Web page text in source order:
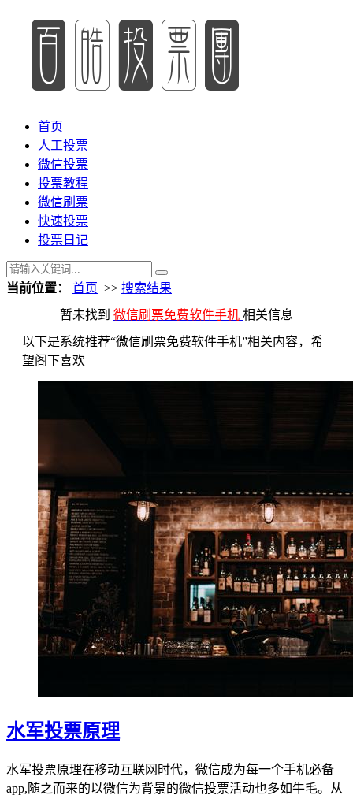
首页
人工投票
微信投票
投票教程
微信刷票
快速投票
投票日记
当前位置： 首页 >> 搜索结果
暂未找到 微信刷票免费软件手机 相关信息
以下是系统推荐“微信刷票免费软件手机”相关内容，希
望阁下喜欢
水军投票原理
水军投票原理在移动互联网时代，微信成为每一个手机必备
app,随之而来的以微信为背景的微信投票活动也多如牛毛。从